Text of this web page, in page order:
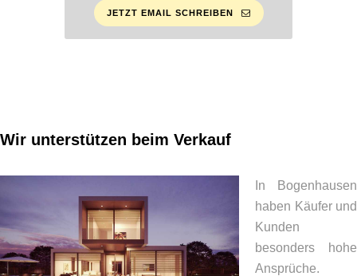
JETZT EMAIL SCHREIBEN
Wir unterstützen beim Verkauf
In Bogenhausen
haben Käufer und
Kunden
besonders hohe
Ansprüche.